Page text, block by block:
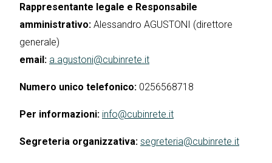
Rappresentante legale e Responsabile
amministrativo: Alessandro AGUSTONI (direttore
generale)
email: a.agustoni@cubinrete.it
Numero unico telefonico: 0256568718
Per informazioni: info@cubinrete.it
Segreteria organizzativa: segreteria@cubinrete.it